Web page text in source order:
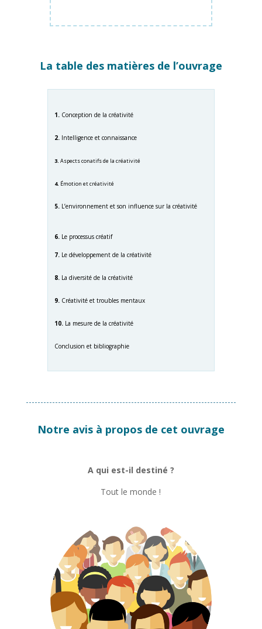
La table des matières de l’ouvrage
1. Conception de la créativité
2. Intelligence et connaissance
3. Aspectsconatifs de la créativité
4. Émotion et créativité
5. L’environnement et son influence sur la créativité
6.Le processus créatif
7.Le développement de la créativité
8.La diversité de la créativité
9.Créativité et troubles mentaux
10.La mesure de la créativité
Conclusion et bibliographie
Notre avis à propos de cet ouvrage
A qui est-il destiné ?
Tout le monde !